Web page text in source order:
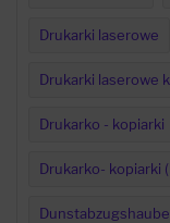
Drukarki laserowe
Drukarki laserowe
Drukarko - kopiarki
Drukarko- kopiarki